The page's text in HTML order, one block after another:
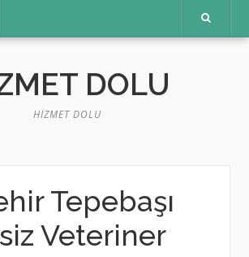
DOLU
HIZMET DOLU
Tepebaşı
Veteriner